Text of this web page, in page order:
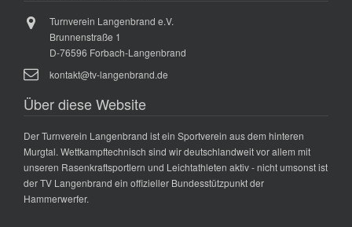
Turnverein Langenbrand e.V.
Brunnenstraße 1
D-76596 Forbach-Langenbrand
kontakt@tv-langenbrand.de
Über diese Website
Der Turnverein Langenbrand ist ein Sportverein aus dem hinteren
Murgtal. Wettkampftechnisch sind wir deutschlandweit vor allem mit
unseren Rasenkraftsportlern und Leichtathleten aktiv - nicht umsonst ist
der TV Langenbrand ein offizieller Bundesstützpunkt der
Hammerwerfer.